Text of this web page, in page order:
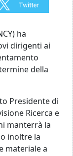
ha
dirigenti ai
della
Presidente di
Ricerca e
manterrà la
inoltre la
materiale a